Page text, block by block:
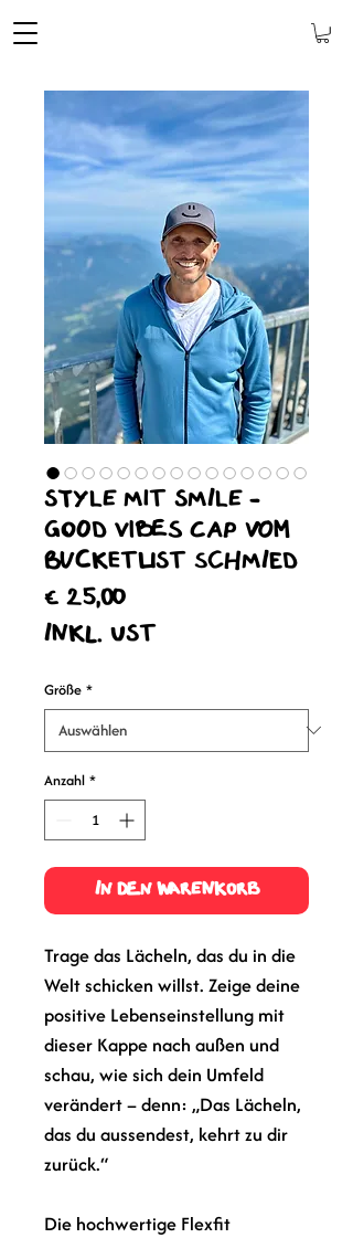
Style mit Smile -
Good Vibes Cap vom
Bucketlist Schmied
€ 25,00
inkl. USt
Größe *
Anzahl *
In den Warenkorb
Trage das Lächeln, das du in die
Welt schicken willst. Zeige deine
positive Lebenseinstellung mit
dieser Kappe nach außen und
schau, wie sich dein Umfeld
verändert – denn: „Das Lächeln,
das du aussendest, kehrt zu dir
zurück.“
Die hochwertige Flexfit